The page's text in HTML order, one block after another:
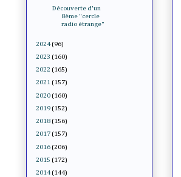
Découverte d'un
8ème "cercle
radio étrange"
2024 (96)
2023 (160)
2022 (165)
2021 (157)
2020 (160)
2019 (152)
2018 (156)
2017 (157)
2016 (206)
2015 (172)
2014 (144)